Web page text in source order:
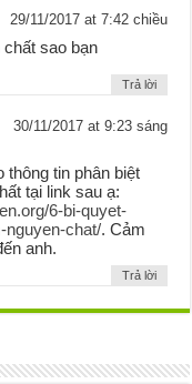
29/11/2017 at 7:42 chiều
chất sao bạn
Trả lời
30/11/2017 at 9:23 sáng
thông tin phân biệt
tại link sau ạ:
6-bi-quyet-
nguyen-chat/. Cảm
anh.
Trả lời